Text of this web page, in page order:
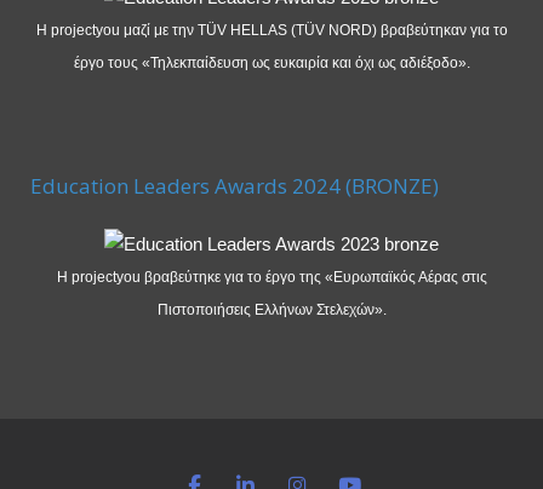
Η projectyou μαζί με την TÜV HELLAS (TÜV NORD) βραβεύτηκαν για το
έργο τους «Τηλεκπαίδευση ως ευκαιρία και όχι ως αδιέξοδο».
Education Leaders Awards 2024 (BRONZE)
Η projectyou βραβεύτηκε για το έργο της «Ευρωπαϊκός Αέρας στις
Πιστοποιήσεις Ελλήνων Στελεχών».